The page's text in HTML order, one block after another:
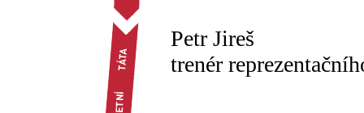
Petr Jireš
trenér